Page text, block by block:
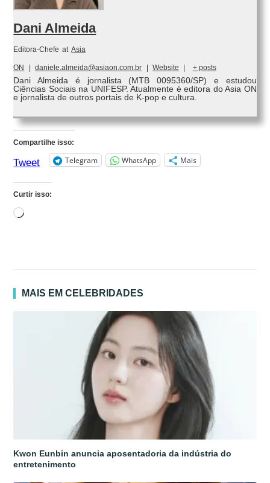
Dani Almeida
Editora-Chefe at Asia
ON daniele.almeida@asiaon.com.br Website + posts
Dani Almeida é jornalista (MTB 0095360/SP) e estudou
Ciências Sociais na UNIFESP. Atualmente é editora do Asia ON
e jornalista de outros portais de K-pop e cultura.
Compartilhe isso:
Tweet Telegram WhatsApp Mais
Curtir isso:
Carregando...
MAIS EM CELEBRIDADES
Kwon Eunbin anuncia aposentadoria da indústria do
entretenimento